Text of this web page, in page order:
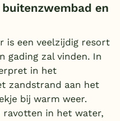
en
is een veelzijdig resort
gading zal vinden. In
in het
zandstrand aan het
bij warm weer.
ravotten in het water,